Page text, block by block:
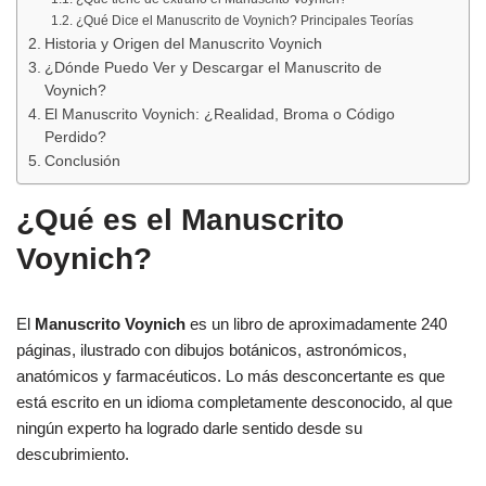
¿Qué Dice el Manuscrito de Voynich? Principales Teorías
Historia y Origen del Manuscrito Voynich
¿Dónde Puedo Ver y Descargar el Manuscrito de
Voynich?
El Manuscrito Voynich: ¿Realidad, Broma o Código
Perdido?
Conclusión
¿Qué es el Manuscrito
Voynich?
El Manuscrito Voynich es un libro de aproximadamente 240
páginas, ilustrado con dibujos botánicos, astronómicos,
anatómicos y farmacéuticos. Lo más desconcertante es que
está escrito en un idioma completamente desconocido, al que
ningún experto ha logrado darle sentido desde su
descubrimiento.